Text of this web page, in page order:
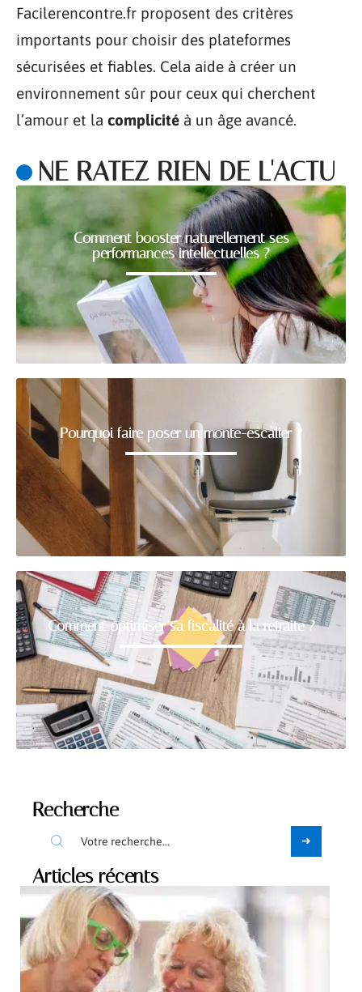
Facilerencontre.fr proposent des critères
importants pour choisir des plateformes
sécurisées et fiables. Cela aide à créer un
environnement sûr pour ceux qui cherchent
l’amour et la complicité à un âge avancé.
NE RATEZ RIEN DE L'ACTU
Comment booster naturellement ses
performances intellectuelles ?
Pourquoi faire poser un monte-escalier ?
Comment optimiser sa fiscalité à la retraite ?
Recherche
Articles récents